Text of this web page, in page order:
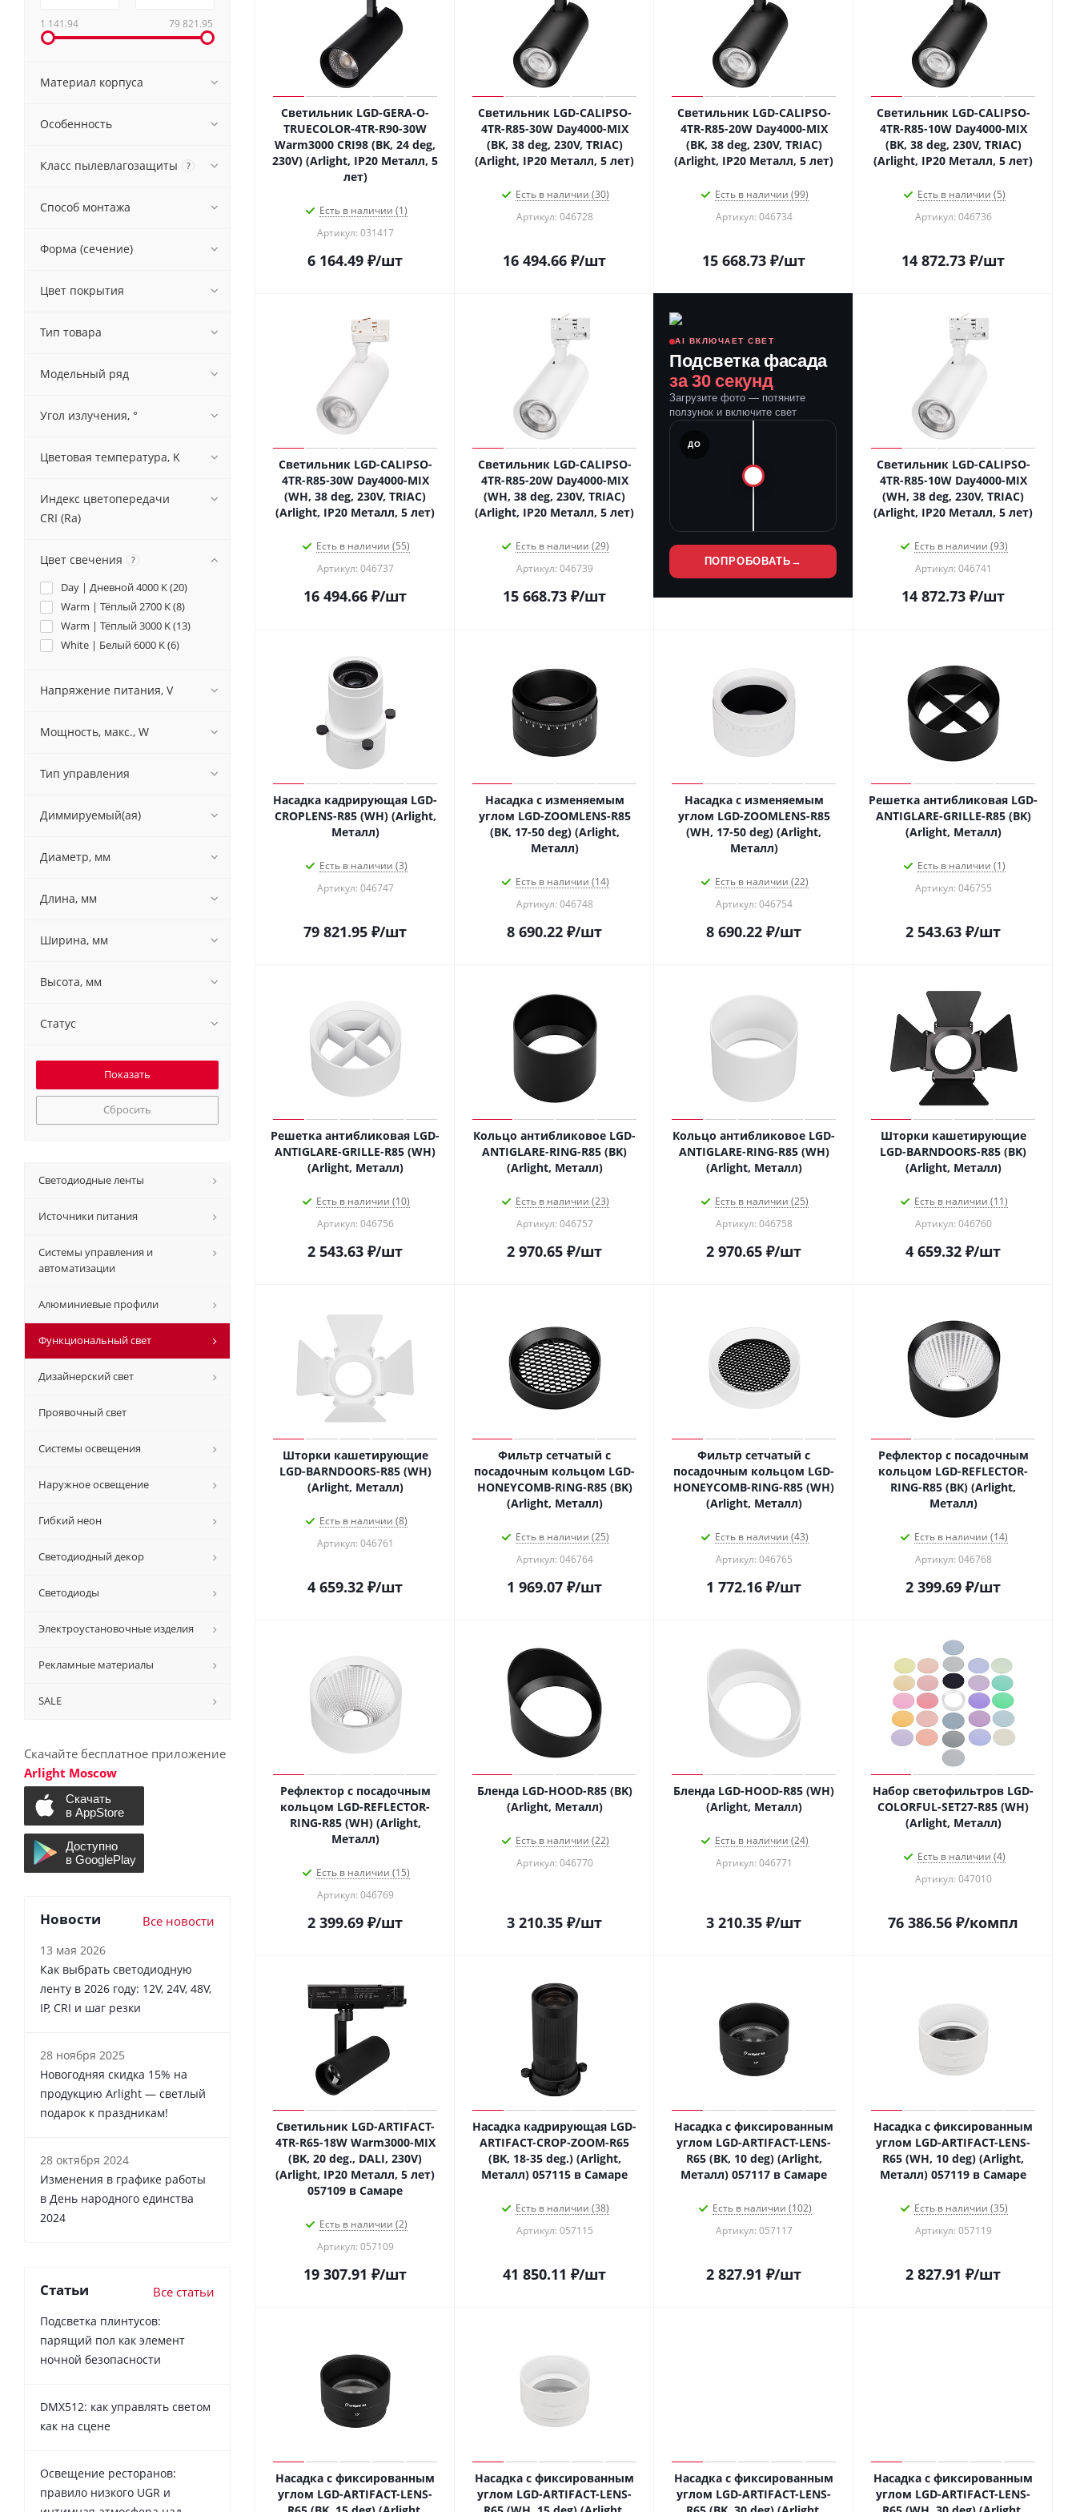
Светильник LGD-GERA-O-
TRUECOLOR-4TR-R90-30W
Warm3000 CRI98 (BK, 24 deg,
230V) (Arlight, IP20 Металл, 5
лет)
Есть в наличии (1)
Артикул: 031417
6 164.49 ₽/шт
Светильник LGD-CALIPSO-
4TR-R85-30W Day4000-MIX
(BK, 38 deg, 230V, TRIAC)
(Arlight, IP20 Металл, 5 лет)
Есть в наличии (30)
Артикул: 046728
16 494.66 ₽/шт
Светильник LGD-CALIPSO-
4TR-R85-20W Day4000-MIX
(BK, 38 deg, 230V, TRIAC)
(Arlight, IP20 Металл, 5 лет)
Есть в наличии (99)
Артикул: 046734
15 668.73 ₽/шт
Светильник LGD-CALIPSO-
4TR-R85-10W Day4000-MIX
(BK, 38 deg, 230V, TRIAC)
(Arlight, IP20 Металл, 5 лет)
Есть в наличии (5)
Артикул: 046736
14 872.73 ₽/шт
Светильник LGD-CALIPSO-
4TR-R85-30W Day4000-MIX
(WH, 38 deg, 230V, TRIAC)
(Arlight, IP20 Металл, 5 лет)
Есть в наличии (55)
Артикул: 046737
16 494.66 ₽/шт
Светильник LGD-CALIPSO-
4TR-R85-20W Day4000-MIX
(WH, 38 deg, 230V, TRIAC)
(Arlight, IP20 Металл, 5 лет)
Есть в наличии (29)
Артикул: 046739
15 668.73 ₽/шт
AI ВКЛЮЧАЕТ СВЕТ
Подсветка фасада
за 30 секунд
Загрузите фото — потяните
ползунок и включите свет
ДО
ПОПРОБОВАТЬ →
Светильник LGD-CALIPSO-
4TR-R85-10W Day4000-MIX
(WH, 38 deg, 230V, TRIAC)
(Arlight, IP20 Металл, 5 лет)
Есть в наличии (93)
Артикул: 046741
14 872.73 ₽/шт
Насадка кадрирующая LGD-
CROPLENS-R85 (WH) (Arlight,
Металл)
Есть в наличии (3)
Артикул: 046747
79 821.95 ₽/шт
Насадка с изменяемым
углом LGD-ZOOMLENS-R85
(BK, 17-50 deg) (Arlight,
Металл)
Есть в наличии (14)
Артикул: 046748
8 690.22 ₽/шт
Насадка с изменяемым
углом LGD-ZOOMLENS-R85
(WH, 17-50 deg) (Arlight,
Металл)
Есть в наличии (22)
Артикул: 046754
8 690.22 ₽/шт
Решетка антибликовая LGD-
ANTIGLARE-GRILLE-R85 (BK)
(Arlight, Металл)
Есть в наличии (1)
Артикул: 046755
2 543.63 ₽/шт
Решетка антибликовая LGD-
ANTIGLARE-GRILLE-R85 (WH)
(Arlight, Металл)
Есть в наличии (10)
Артикул: 046756
2 543.63 ₽/шт
Кольцо антибликовое LGD-
ANTIGLARE-RING-R85 (BK)
(Arlight, Металл)
Есть в наличии (23)
Артикул: 046757
2 970.65 ₽/шт
Кольцо антибликовое LGD-
ANTIGLARE-RING-R85 (WH)
(Arlight, Металл)
Есть в наличии (25)
Артикул: 046758
2 970.65 ₽/шт
Шторки кашетирующие
LGD-BARNDOORS-R85 (BK)
(Arlight, Металл)
Есть в наличии (11)
Артикул: 046760
4 659.32 ₽/шт
Шторки кашетирующие
LGD-BARNDOORS-R85 (WH)
(Arlight, Металл)
Есть в наличии (8)
Артикул: 046761
4 659.32 ₽/шт
Фильтр сетчатый с
посадочным кольцом LGD-
HONEYCOMB-RING-R85 (BK)
(Arlight, Металл)
Есть в наличии (25)
Артикул: 046764
1 969.07 ₽/шт
Фильтр сетчатый с
посадочным кольцом LGD-
HONEYCOMB-RING-R85 (WH)
(Arlight, Металл)
Есть в наличии (43)
Артикул: 046765
1 772.16 ₽/шт
Рефлектор с посадочным
кольцом LGD-REFLECTOR-
RING-R85 (BK) (Arlight,
Металл)
Есть в наличии (14)
Артикул: 046768
2 399.69 ₽/шт
Рефлектор с посадочным
кольцом LGD-REFLECTOR-
RING-R85 (WH) (Arlight,
Металл)
Есть в наличии (15)
Артикул: 046769
2 399.69 ₽/шт
Бленда LGD-HOOD-R85 (BK)
(Arlight, Металл)
Есть в наличии (22)
Артикул: 046770
3 210.35 ₽/шт
Бленда LGD-HOOD-R85 (WH)
(Arlight, Металл)
Есть в наличии (24)
Артикул: 046771
3 210.35 ₽/шт
Набор светофильтров LGD-
COLORFUL-SET27-R85 (WH)
(Arlight, Металл)
Есть в наличии (4)
Артикул: 047010
76 386.56 ₽/компл
Светильник LGD-ARTIFACT-
4TR-R65-18W Warm3000-MIX
(BK, 20 deg., DALI, 230V)
(Arlight, IP20 Металл, 5 лет)
057109 в Самаре
Есть в наличии (2)
Артикул: 057109
19 307.91 ₽/шт
Насадка кадрирующая LGD-
ARTIFACT-CROP-ZOOM-R65
(BK, 18-35 deg.) (Arlight,
Металл) 057115 в Самаре
Есть в наличии (38)
Артикул: 057115
41 850.11 ₽/шт
Насадка с фиксированным
углом LGD-ARTIFACT-LENS-
R65 (BK, 10 deg) (Arlight,
Металл) 057117 в Самаре
Есть в наличии (102)
Артикул: 057117
2 827.91 ₽/шт
Насадка с фиксированным
углом LGD-ARTIFACT-LENS-
R65 (WH, 10 deg) (Arlight,
Металл) 057119 в Самаре
Есть в наличии (35)
Артикул: 057119
2 827.91 ₽/шт
Насадка с фиксированным
углом LGD-ARTIFACT-LENS-
Насадка с фиксированным
углом LGD-ARTIFACT-LENS-
Насадка с фиксированным
углом LGD-ARTIFACT-LENS-
Насадка с фиксированным
углом LGD-ARTIFACT-LENS-
1 141.94 79 821.95
Материал корпуса
Особенность
Класс пылевлагозащиты ?
Способ монтажа
Форма (сечение)
Цвет покрытия
Тип товара
Модельный ряд
Угол излучения, °
Цветовая температура, K
Индекс цветопередачи
CRI (Ra)
Цвет свечения ?
Day | Дневной 4000 K (20)
Warm | Тёплый 2700 K (8)
Warm | Тёплый 3000 K (13)
White | Белый 6000 K (6)
Напряжение питания, V
Мощность, макс., W
Тип управления
Диммируемый(ая)
Диаметр, мм
Длина, мм
Ширина, мм
Высота, мм
Статус
Сбросить
Светодиодные ленты
Источники питания
Системы управления и
автоматизации
Алюминиевые профили
Функциональный свет
Дизайнерский свет
Проявочный свет
Системы освещения
Наружное освещение
Гибкий неон
Светодиодный декор
Светодиоды
Электроустановочные изделия
Рекламные материалы
SALE
Скачайте бесплатное приложение
Arlight Moscow
Новости Все новости
13 мая 2026
Как выбрать светодиодную
ленту в 2026 году: 12V, 24V, 48V,
IP, CRI и шаг резки
28 ноября 2025
Новогодняя скидка 15% на
продукцию Arlight — светлый
подарок к праздникам!
28 октября 2024
Изменения в графике работы
в День народного единства
2024
Статьи Все статьи
Подсветка плинтусов:
парящий пол как элемент
ночной безопасности
DMX512: как управлять светом
как на сцене
Освещение ресторанов:
правило низкого UGR и